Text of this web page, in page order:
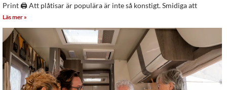
Print 🖨 Att plåtisar är populära är inte så konstigt. Smidiga att
Läs mer »